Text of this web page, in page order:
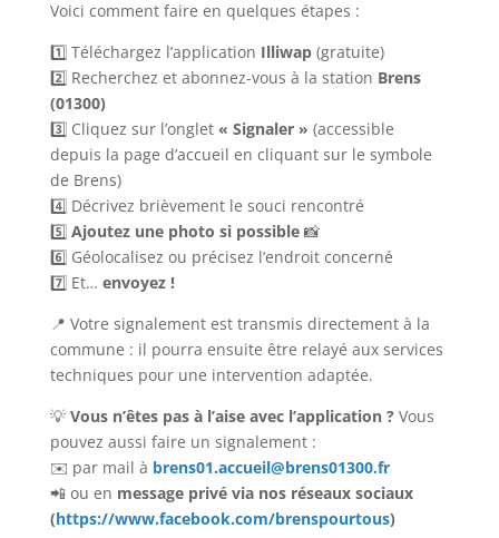
Voici comment faire en quelques étapes :
1️⃣ Téléchargez l’application Illiwap(gratuite)
2️⃣ Recherchez et abonnez-vous à la station Brens
(01300)
3️⃣ Cliquez sur l’onglet « Signaler » (accessible
depuis la page d’accueil en cliquant sur le symbole
de Brens)
4️⃣ Décrivez brièvement le souci rencontré
5️⃣ Ajoutez une photo si possible📸
6️⃣ Géolocalisez ou précisez l’endroit concerné
7️⃣ Et… envoyez !
📍 Votre signalement est transmis directement à la
commune : il pourra ensuite être relayé aux services
techniques pour une intervention adaptée.
💡 Vous n’êtes pas à l’aise avec l’application ? Vous
pouvez aussi faire un signalement :
✉️ par mail à brens01.accueil@brens01300.fr
📲 ou en message privé via nos réseaux sociaux
(https://www.facebook.com/brenspourtous)